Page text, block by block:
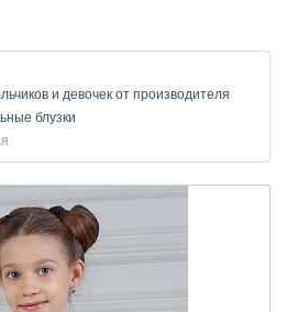
и девочек от производителя
блузки